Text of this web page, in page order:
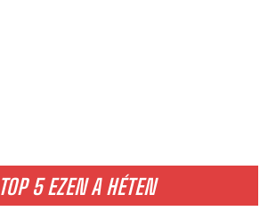
TOP 5 EZEN A HÉTEN